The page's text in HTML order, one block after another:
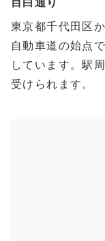
東京都千代田区
自動車道の始点
しています。駅
受けられます。